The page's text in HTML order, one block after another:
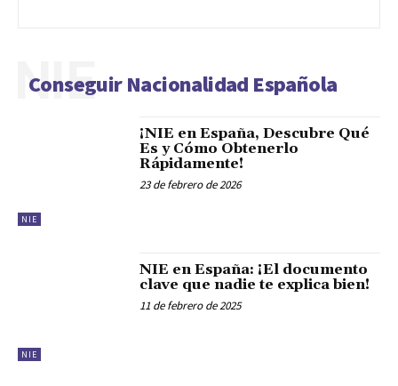
Conseguir Nacionalidad Española
NIE
NIE
¡NIE en España, Descubre Qué
Es y Cómo Obtenerlo
Rápidamente!
23 de febrero de 2026
NIE
NIE en España: ¡El documento
clave que nadie te explica bien!
11 de febrero de 2025